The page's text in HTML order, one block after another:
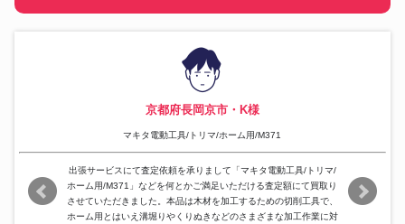
京都府長岡京市・K様
マキタ電動工具/トリマ/ホーム用/M371
出張サービスにて査定依頼を承りまして「マキタ電動工具/トリマ/
ホーム用/M371」などを何とかご満足いただける査定額にて買取り
させていただきました。本品は木材を加工するための切削工具で、
ホーム用とはいえ溝堀りやくりぬきなどのさまざまな加工作業に対